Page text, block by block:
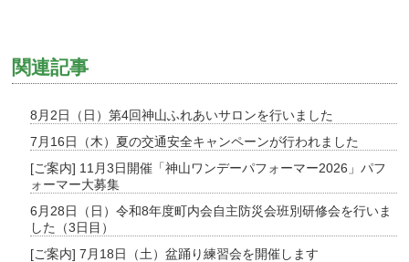
関連記事
8月2日（日）第4回神山ふれあいサロンを行いました
7月16日（木）夏の交通安全キャンペーンが行われました
[ご案内] 11月3日開催「神山ワンデーパフォーマー2026」パフ
ォーマー大募集
6月28日（日）令和8年度町内会自主防災会班別研修会を行いま
した（3日目）
[ご案内] 7月18日（土）盆踊り練習会を開催します